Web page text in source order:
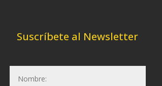
Suscríbete al Newsletter